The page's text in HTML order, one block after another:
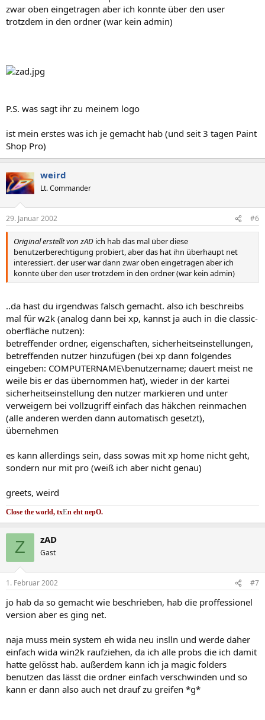
zwar oben eingetragen aber ich konnte über den user
trotzdem in den ordner (war kein admin)
P.S. was sagt ihr zu meinem logo
ist mein erstes was ich je gemacht hab (und seit 3 tagen Paint
Shop Pro)
weird
Lt. Commander
29. Januar 2002 #6
Original erstellt von zAD ich hab das mal über diese
benutzerberechtigung probiert, aber das hat ihn überhaupt net
interessiert. der user war dann zwar oben eingetragen aber ich
konnte über den user trotzdem in den ordner (war kein admin)
..da hast du irgendwas falsch gemacht. also ich beschreibs
mal für w2k (analog dann bei xp, kannst ja auch in die classic-
oberfläche nutzen):
betreffender ordner, eigenschaften, sicherheitseinstellungen,
betreffenden nutzer hinzufügen (bei xp dann folgendes
eingeben: COMPUTERNAME\benutzername; dauert meist ne
weile bis er das übernommen hat), wieder in der kartei
sicherheitseinstellung den nutzer markieren und unter
verweigern bei vollzugriff einfach das häkchen reinmachen
(alle anderen werden dann automatisch gesetzt),
übernehmen
es kann allerdings sein, dass sowas mit xp home nicht geht,
sondern nur mit pro (weiß ich aber nicht genau)
greets, weird
Close the world, txEn eht nepO.
Z zAD
Gast
1. Februar 2002 #7
jo hab da so gemacht wie beschrieben, hab die proffessionel
version aber es ging net.
naja muss mein system eh wida neu inslln und werde daher
einfach wida win2k raufziehen, da ich alle probs die ich damit
hatte gelösst hab. außerdem kann ich ja magic folders
benutzen das lässt die ordner einfach verschwinden und so
kann er dann also auch net drauf zu greifen *g*